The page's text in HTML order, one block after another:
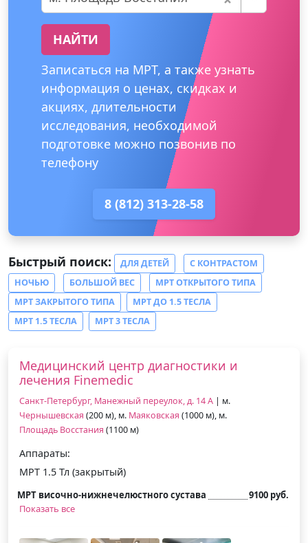
НАЙТИ
Записаться на МРТ, а также узнать
информация о ценах, скидках и
акциях, длительности
исследования, необходимой
подготовке можно позвонив по
телефону
8 (812) 313-28-58
Быстрый поиск: ДЛЯ ДЕТЕЙ
С КОНТРАСТОМ
НОЧЬЮ
БОЛЬШОЙ ВЕС
МРТ ОТКРЫТОГО ТИПА
МРТ ЗАКРЫТОГО ТИПА
МРТ ДО 1.5 ТЕСЛА
МРТ 1.5 ТЕСЛА
МРТ 3 ТЕСЛА
Медицинский центр диагностики и
лечения Finemedic
Санкт-Петербург, Манежный переулок, д. 14 А | м.
Чернышевская (200 м), м. Маяковская (1000 м), м.
Площадь Восстания (1100 м)
Аппараты:
МРТ 1.5 Тл (закрытый)
МРТ височно-нижнечелюстного сустава
9100 руб.
Показать все